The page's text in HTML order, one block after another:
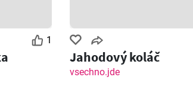
1
Jahodový koláč
vsechno.jde